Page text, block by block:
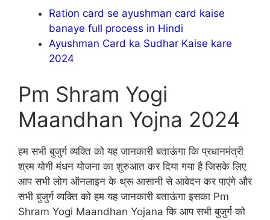
Ration card se ayushman card kaise
banaye full process in Hindi
Ayushman Card ka Sudhar Kaise kare
2024
Pm Shram Yogi
Maandhan Yojna 2024
हम सभी बुजुर्ग व्यक्ति को यह जानकारी बताऊंगा कि प्रधानमंत्री
श्रम योगी मंधन योजना का शुरुआत कर दिया गया है जिसके लिए
आप सभी लोग ऑनलाइन के थ्रू आसानी से आवेदन कर पाएंगे और
सभी बुजुर्ग व्यक्ति को हम यह जानकारी बताऊंगा इसका Pm
Shram Yogi Maandhan Yojana कि आप सभी बुजुर्ग को